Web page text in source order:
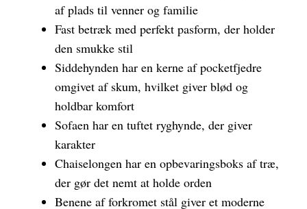
af plads til venner og familie
Fast betræk med perfekt pasform, der holder
den smukke stil
Siddehynden har en kerne af pocketfjedre
omgivet af skum, hvilket giver blød og
holdbar komfort
Sofaen har en tuftet ryghynde, der giver
karakter
Chaiselongen har en opbevaringsboks af træ,
der gør det nemt at holde orden
Benene af forkromet stål giver et moderne